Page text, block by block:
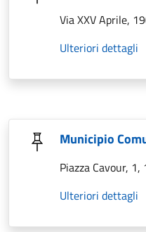
Via XXV Aprile,
Ulteriori dettagli
Municipio
Piazza Cavour,
Ulteriori dettagli